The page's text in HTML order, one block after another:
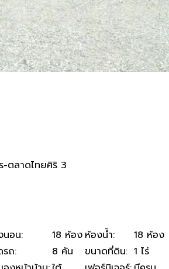
เม้นท์
ตลาดไทยศิริ 3
นอน: 18 ห้อง ห้องน้ำ:
18 ห้อง
รถ: 8 คัน ขนาดที่ดิน: 1 ไร่